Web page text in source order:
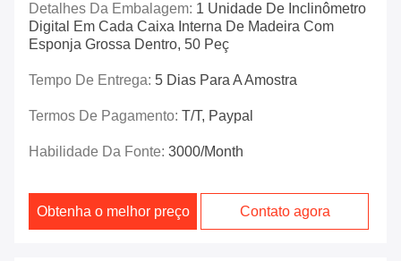
Detalhes Da Embalagem: 1 Unidade De Inclinômetro
Digital Em Cada Caixa Interna De Madeira Com
Esponja Grossa Dentro, 50 Peç
Tempo De Entrega: 5 Dias Para A Amostra
Termos De Pagamento: T/T, Paypal
Habilidade Da Fonte: 3000/month
Obtenha o melhor preço Contato agora